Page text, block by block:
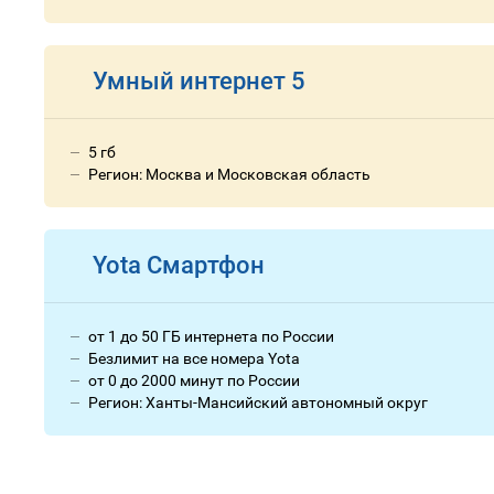
Умный интернет 5
5 гб
Регион: Москва и Московская область
Yota Смартфон
от 1 до 50 ГБ интернета по России
Безлимит на все номера Yota
от 0 до 2000 минут по России
Регион: Ханты-Мансийский автономный округ